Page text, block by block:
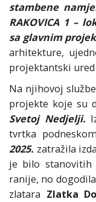
stambene
RAKOVICA 1 –
sa glavnim
arhitekture,
projektantski ured
Na njihovoj
projekte koje su
Svetoj Nedjelji.
tvrtka
2025. zatražila
je bilo stanovitih
ranije, no
zlatara Zlatka